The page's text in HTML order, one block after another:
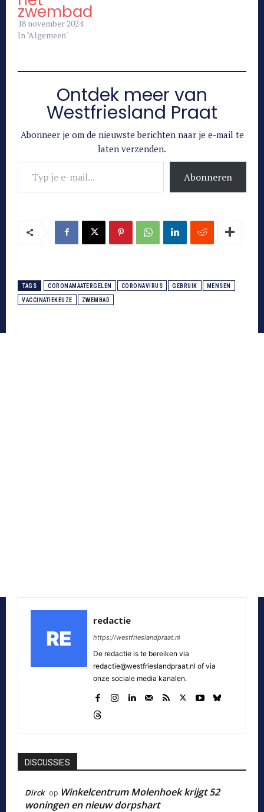
zwembad
18 november 2024
In "Algemeen"
Ontdek meer van
Westfriesland Praat
Abonneer je om de nieuwste berichten naar je e-mail te
laten verzenden.
Typ je e-mail...
Abonneren
TAGS CORONAMAATERGELEN CORONAVIRUS GEBRUIK MENSEN
VACCINATIEKEUZE ZWEMBAD
redactie
https://westfrieslandpraat.nl
De redactie is te bereiken via
redactie@westfrieslandpraat.nl of via
onze sociale media kanalen.
DISCUSSIES
Dirck op Winkelcentrum Molenhoek krijgt 52
woningen en nieuw dorpshart